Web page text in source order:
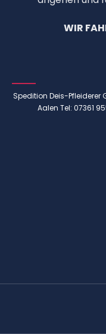
WIR
Spedition Deis-Pfleiderer
Aalen Tel: 07361